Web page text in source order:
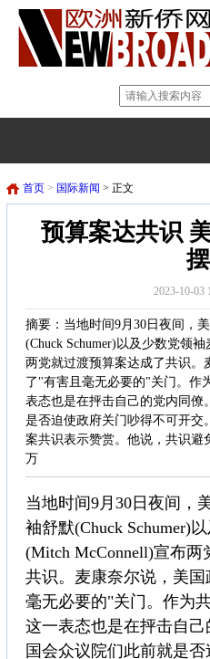
首页 > 国际新闻 > 正文
预算案达共识
2023-10-03
摘要：当地时间9月30日夜间，
(Chuck Schumer)以及少数党领
两党就过渡预算案达成了共识
了"有害且毫无必要的"关门。作
表态也是在抨击自己的党内同僚
是否迫使政府关门吵得不可开交
案共识表示赞赏。他说，共识避
万
当地时间9月30日夜间，
袖舒默(Chuck Schumer)
(Mitch McConnell)宣布
共识。麦康奈尔说，美
毫无必要的"关门。作为
这一表态也是在抨击自
国会众议院们此前就是